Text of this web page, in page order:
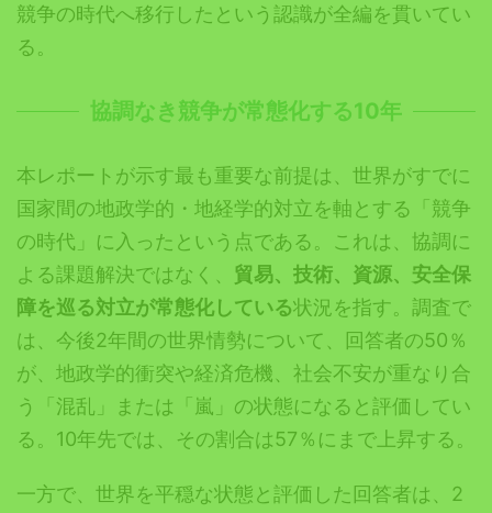
競争の時代へ移行したという認識が全編を貫いてい
る。
協調なき競争が常態化する10年
本レポートが示す最も重要な前提は、世界がすでに
国家間の地政学的・地経学的対立を軸とする「競争
の時代」に入ったという点である。これは、協調に
よる課題解決ではなく、 貿易、技術、資源、安全保
障を巡る対立が常態化している状況を指す。調査で
は、今後2年間の世界情勢について、回答者の50％
が、地政学的衝突や経済危機、社会不安が重なり合
う「混乱」または「嵐」の状態になると評価してい
る。10年先では、その割合は57％にまで上昇する。
一方で、世界を平穏な状態と評価した回答者は、2